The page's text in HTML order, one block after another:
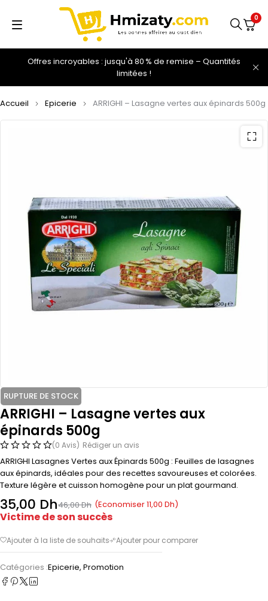
Offres incroyables : jusqu'à 80 % de remise – Quantités
limitées !
0
Accueil Epicerie ARRIGHI – Lasagne vertes aux épinards 500g
RUPTURE DE STOCK
ARRIGHI – Lasagne vertes aux
épinards 500g
(0 Avis) Rédiger un avis
ARRIGHI Lasagnes Vertes aux Épinards 500g : Feuilles de lasagnes
aux épinards, idéales pour des recettes savoureuses et colorées.
Texture légère et cuisson homogène pour un plat gourmand.
46,00Dh
35,00 Dh (Economiser11,00 Dh)
Victime de son succès
Catégories :Epicerie, Promotion